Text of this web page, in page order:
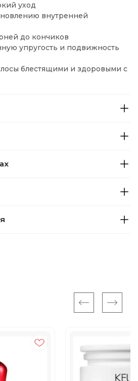
уход
внутренней
до кончиков
упругость и подвижность
блестящими и здоровыми с